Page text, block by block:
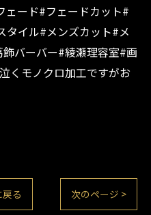
ード#フェードカット#
タイル#メンズカット#メ
バーバー#綾瀬理容室#画
くモノクロ加工ですがお
る 次のページ >